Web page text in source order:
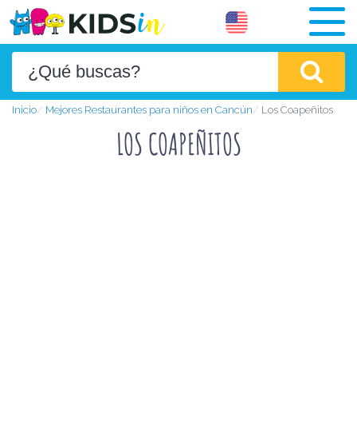
Inicio Mejores Restaurantes para niños en Cancún Los Coapeñitos
LOS COAPEÑITOS